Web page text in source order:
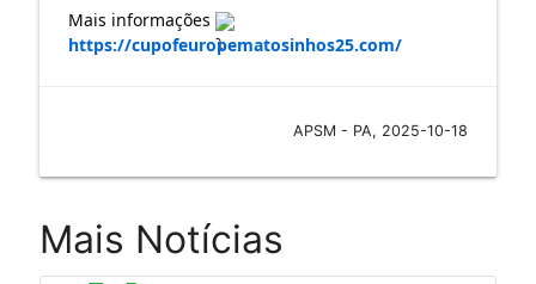
Mais informações
https://cupofeuropematosinhos25.com/
APSM - PA, 2025-10-18
Mais Notícias